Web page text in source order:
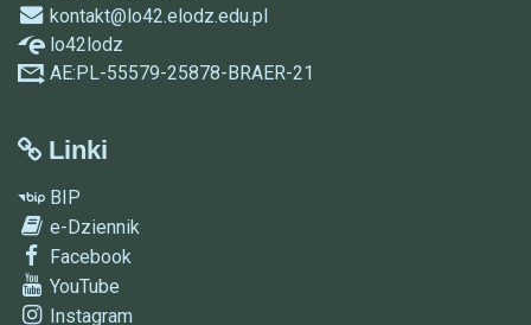
kontakt@lo42.elodz.edu.pl
lo42lodz
AE:PL-55579-25878-BRAER-21
Linki
BIP
e-Dziennik
Facebook
YouTube
Instagram